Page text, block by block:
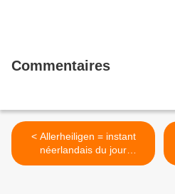
Commentaires
< Allerheiligen = instant
néerlandais du jour
(2021_11_01